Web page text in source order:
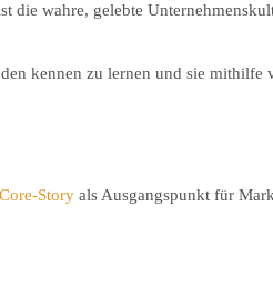
die wahre, gelebte
kennen zu lernen und sie mithilfe
Core-Story als Ausgangspunkt für